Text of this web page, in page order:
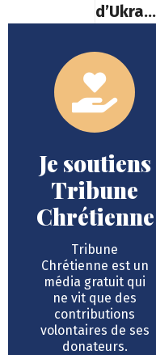
d’Ukraine
Je soutiens
Tribune
Chrétienne
Tribune
Chrétienne est un
média gratuit qui
ne vit que des
contributions
volontaires de ses
donateurs.